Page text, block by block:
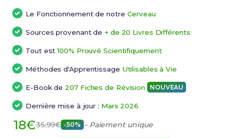
Le Fonctionnement de notre Cerveau
Sources provenant de + de 20 Livres Différents
Tout est100% Prouvé Scientifiquement
Méthodes d'Apprentissage Utilisables à Vie
E-Book de 207 Fiches de Révision NOUVEAU
Dernière mise à jour : Mars 2026
18€35,99€ -50% – Paiement unique